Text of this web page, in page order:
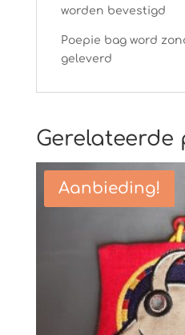
worden bevestigd
Poepie bag word
geleverd
Aanbieding!